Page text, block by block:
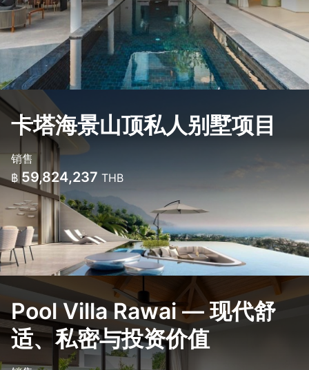
卡塔海景山顶私人别墅项目
销售
฿ 59,824,237 THB
Pool Villa Rawai — 现代舒
适、私密与投资价值